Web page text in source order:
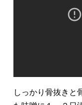
しっかり骨抜きと